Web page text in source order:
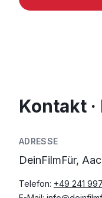
Kontakt
ADRESSE
DeinFilmFür,
Telefon: +49 241